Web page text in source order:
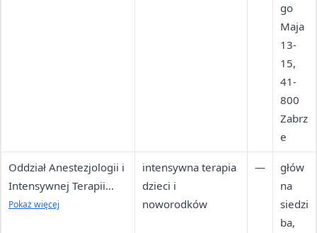
go
Maja
13-
15,
41-
800
Zabrz
e
Oddział Anestezjologii i
Intensywnej Terapii
Dzieci i Noworodków
Pokaż więcej
intensywna terapia
dzieci i
noworodków
—
głów
na
siedzi
ba,